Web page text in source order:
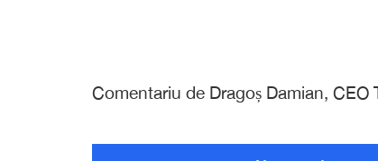
Comentariu de Dragoș Damian, CEO